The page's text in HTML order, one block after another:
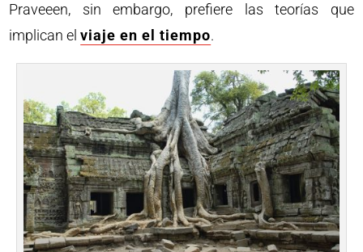
Praveeen, sin embargo, prefiere las teorías que
implican elviaje en el tiempo.